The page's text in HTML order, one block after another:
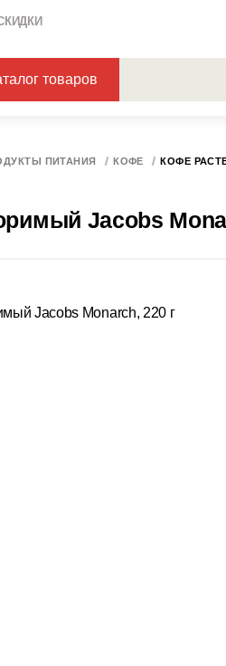
товаров
ПИТАНИЯ КОФЕ КОФЕ
Jacobs